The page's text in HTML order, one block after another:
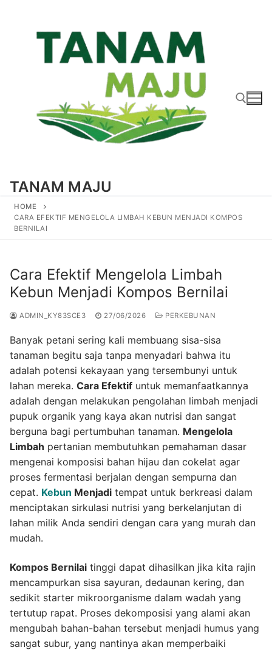
TANAM MAJU
HOME
CARA EFEKTIF MENGELOLA LIMBAH KEBUN MENJADI KOMPOS
BERNILAI
Cara Efektif Mengelola Limbah
Kebun Menjadi Kompos Bernilai
ADMIN_KY83SCE3 27/06/2026 PERKEBUNAN
Banyak petani sering kali membuang sisa-sisa
tanaman begitu saja tanpa menyadari bahwa itu
adalah potensi kekayaan yang tersembunyi untuk
lahan mereka. Cara Efektif untuk memanfaatkannya
adalah dengan melakukan pengolahan limbah menjadi
pupuk organik yang kaya akan nutrisi dan sangat
berguna bagi pertumbuhan tanaman. Mengelola
Limbah pertanian membutuhkan pemahaman dasar
mengenai komposisi bahan hijau dan cokelat agar
proses fermentasi berjalan dengan sempurna dan
cepat. Kebun Menjadi tempat untuk berkreasi dalam
menciptakan sirkulasi nutrisi yang berkelanjutan di
lahan milik Anda sendiri dengan cara yang murah dan
mudah.
Kompos Bernilai tinggi dapat dihasilkan jika kita rajin
mencampurkan sisa sayuran, dedaunan kering, dan
sedikit starter mikroorganisme dalam wadah yang
tertutup rapat. Proses dekomposisi yang alami akan
mengubah bahan-bahan tersebut menjadi humus yang
sangat subur, yang nantinya akan memperbaiki